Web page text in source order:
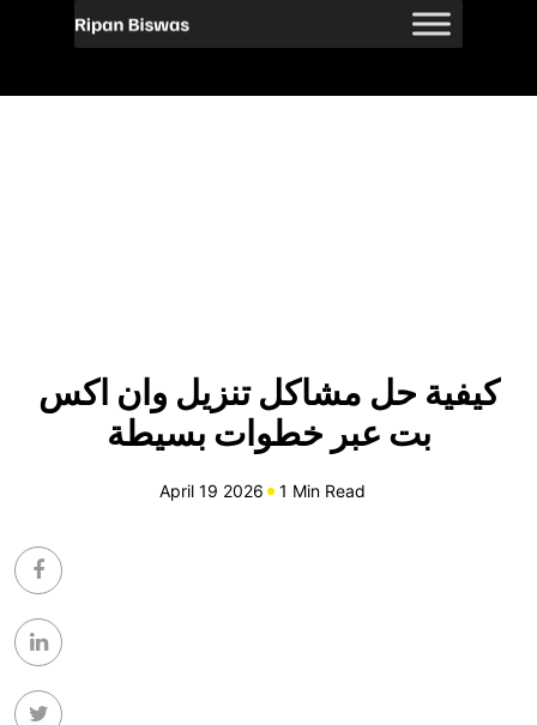
كيفية حل مشاكل تنزيل وان اكس
بت عبر خطوات بسيطة
April 19 2026 1 Min Read